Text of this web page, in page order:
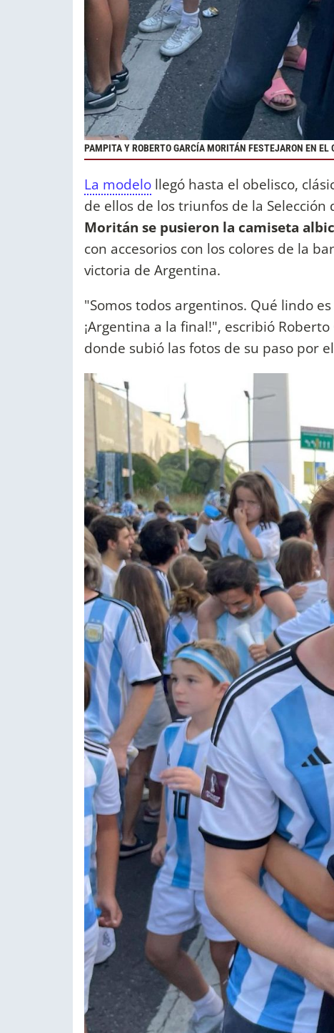
PAMPITA Y ROBERTO GARCÍA MORITÁN FESTEJARON EN
La modelo llegó hasta el obelisco,
de ellos de los triunfos de la Selección
Moritán se pusieron la camiseta
con accesorios con los colores de la
victoria de Argentina.
"Somos todos argentinos. Qué lindo
¡Argentina a la final!", escribió
donde subió las fotos de su paso por